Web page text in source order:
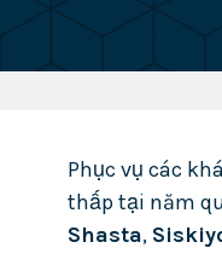
Phục vụ các
thấp tại năm
Shasta,